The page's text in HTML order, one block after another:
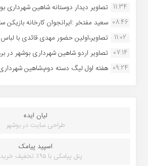
11:34 تصاویر دیدار دوستانه شاهین شهردارى
08:46 سعید مفتخر :ایرانجوان کارخانه بازیکن
11:02
تصاویر،اولین حضور مهدی قائدی با لباس
07:14 تصاویر اردو شاهین شهرداری بوشهر
09:24 هفته اول لیگ دسته دوم،شاهین
لیان ایده
طراحی سایت در بوشهر
اسپید پیامک
پنل پیامکی با ۹۵٪ تخفیف خرید پنل